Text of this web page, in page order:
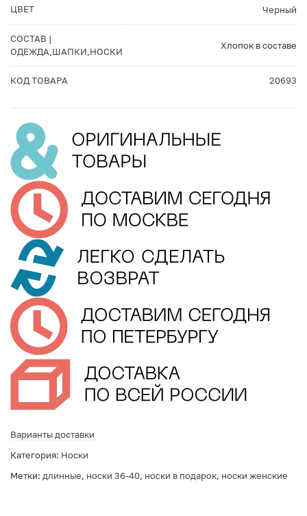
ЦВЕТ Черный
СОСТАВ |
ОДЕЖДА,ШАПКИ,НОСКИ
Хлопок в составе
КОД ТОВАРА 20693
Варианты доставки
Категория: Носки
Метки: длинные, носки 36-40, носки в подарок, носки женские